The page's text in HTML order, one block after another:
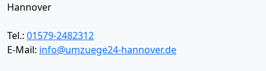
Hannover
Tel.: 01579-2482312
E-Mail: info@umzuege24-hannover.de